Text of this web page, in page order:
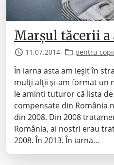
Marșul tăcerii a
11.07.2014 pentru copii
În iarna asta am ieșit în
mulți alții și-am format un
le aminti tuturor că lista
compensate din România
din 2008. Din 2008
România, ai nostri erau
2008. În 2013. În iarnă…